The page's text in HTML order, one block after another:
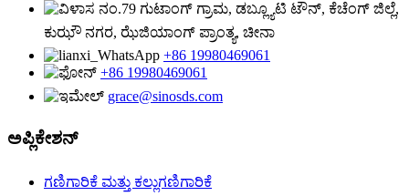
ನಂ.79 ಗುಟಾಂಗ್ ಗ್ರಾಮ, ಡಬ್ಲ್ಯೂಟಿ ಟೌನ್, ಕೆಚೆಂಗ್ ಜಿಲ್ಲೆ,
ಕುಝೌ ನಗರ, ಝೆಜಿಯಾಂಗ್ ಪ್ರಾಂತ್ಯ, ಚೀನಾ
+86 19980469061
+86 19980469061
grace@sinosds.com
ಅಪ್ಲಿಕೇಶನ್
ಗಣಿಗಾರಿಕೆ ಮತ್ತು ಕಲ್ಲುಗಣಿಗಾರಿಕೆ